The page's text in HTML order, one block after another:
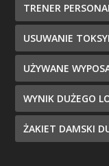
TRENER
USUWANIE
UŻYWANE
WYNIK DUŻEGO
ŻAKIET DAMSKI